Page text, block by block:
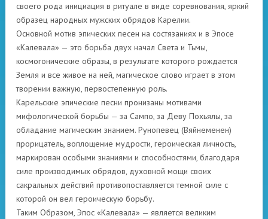
своего рода инициация в ритуале в виде соревнования, яркий
образец народных мужских обрядов Карелии.
Основной мотив эпических песен на состязаниях и в Эпосе
«Калевала» — это борьба двух начал Света и Тьмы,
космогонические образы, в результате которого рождается
Земля и все живое на ней, магическое слово играет в этом
творении важную, первостепенную роль.
Карельские эпические песни пронизаны мотивами
мифологической борьбы — за Сампо, за Деву Похьялы, за
обладание магическим знанием. Рунопевец (Вяйнеменен)
прорицатель, воплощение мудрости, героическая личность,
маркирован особыми знаниями и способностями, благодаря
силе производимых обрядов, духовной мощи своих
сакральных действий противопоставляется темной силе с
которой он вел героическую борьбу.
Таким Образом, Эпос «Калевала» — является великим